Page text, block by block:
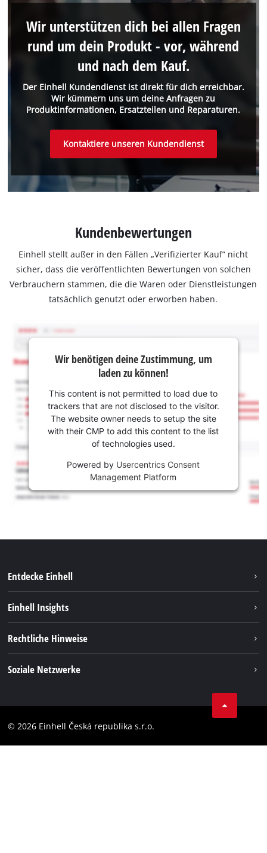
Der Einhell Kundendienst ist direkt für dich erreichbar.
Wir kümmern uns um deine Anfragen zu
Produktinformationen, Ersatzteilen und Reparaturen.
Wir unterstützen dich bei allen Fragen
rund um dein Produkt - vor, während
und nach dem Kauf.
Kontaktiere unseren Kundendienst
Kundenbewertungen
Einhell stellt außer in den Fällen „Verifizierter Kauf“ nicht
sicher, dass die veröffentlichten Bewertungen von solchen
Verbrauchern stammen, die die Waren oder Dienstleistungen
tatsächlich genutzt oder erworben haben.
Wir benötigen deine Zustimmung, um
laden zu können!
This content is not permitted to load due to
trackers that are not disclosed to the visitor.
The website owner needs to setup the site
with their CMP to add this content to the list
of technologies used.
Powered by Usercentrics Consent
Management Platform
Entdecke Einhell
Akkusystem
Einhell Insights
Rechtliche Hinweise
Barrierefreiheits-Erklärung
Soziale Netzwerke
Instagram
© 2026 Einhell Česká republika s.r.o.